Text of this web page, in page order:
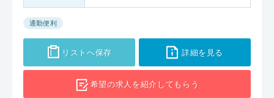
通勤便利
リストへ保存 詳細を見る
希望の求人を紹介してもらう